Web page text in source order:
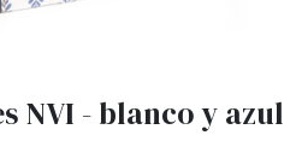
NVI - blanco y azul